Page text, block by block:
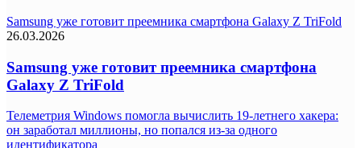
Samsung уже готовит преемника смартфона Galaxy Z TriFold
26.03.2026
Samsung уже готовит преемника смартфона
Galaxy Z TriFold
Телеметрия Windows помогла вычислить 19-летнего хакера:
он заработал миллионы, но попался из-за одного
идентификатора